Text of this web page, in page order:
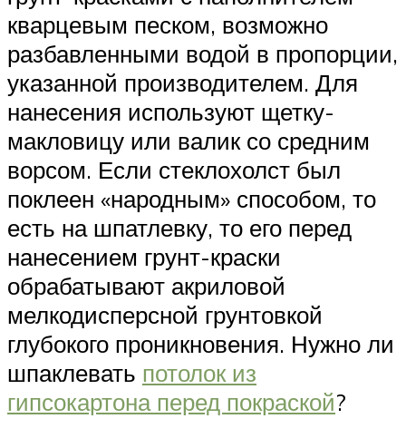
кварцевым песком, возможно
разбавленными водой в пропорции,
указанной производителем. Для
нанесения используют щетку-
макловицу или валик со средним
ворсом. Если стеклохолст был
поклеен «народным» способом, то
есть на шпатлевку, то его перед
нанесением грунт-краски
обрабатывают акриловой
мелкодисперсной грунтовкой
глубокого проникновения. Нужно ли
шпаклевать потолок из
гипсокартона перед покраской?